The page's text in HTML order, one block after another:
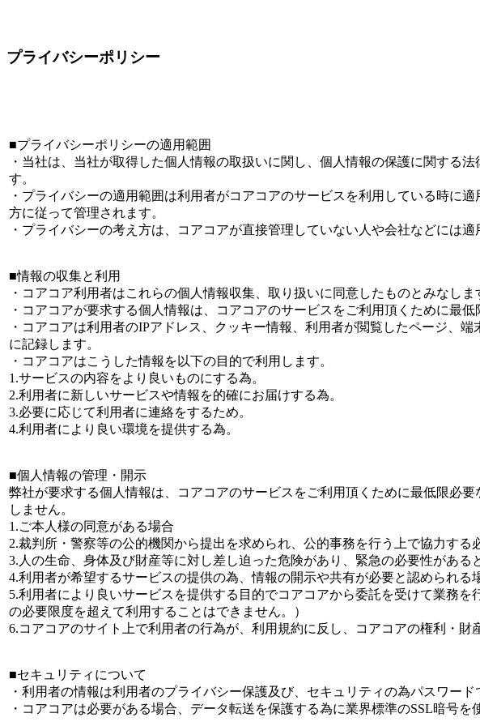
プライバシーポリシー
■プライバシーポリシーの適用範囲
・当社は、当社が取得した個人情報の取扱いに関し、個人情報の保護に関する
す。
・プライバシーの適用範囲は利用者がコアコアのサービスを利用している時に
方に従って管理されます。
・プライバシーの考え方は、コアコアが直接管理していない人や会社などには適
■情報の収集と利用
・コアコア利用者はこれらの個人情報収集、取り扱いに同意したものとみなしま
・コアコアが要求する個人情報は、コアコアのサービスをご利用頂くために最低
・コアコアは利用者のIPアドレス、クッキー情報、利用者が閲覧したページ、
に記録します。
・コアコアはこうした情報を以下の目的で利用します。
1.サービスの内容をより良いものにする為。
2.利用者に新しいサービスや情報を的確にお届けする為。
3.必要に応じて利用者に連絡をするため。
4.利用者により良い環境を提供する為。
■個人情報の管理・開示
弊社が要求する個人情報は、コアコアのサービスをご利用頂くために最低限必
しません。
1.ご本人様の同意がある場合
2.裁判所・警察等の公的機関から提出を求められ、公的事務を行う上で協力する
3.人の生命、身体及び財産等に対し差し迫った危険があり、緊急の必要性がある
4.利用者が希望するサービスの提供の為、情報の開示や共有が必要と認められる
5.利用者により良いサービスを提供する目的でコアコアから委託を受けて業務
の必要限度を超えて利用することはできません。）
6.コアコアのサイト上で利用者の行為が、利用規約に反し、コアコアの権利・財
■セキュリティについて
・利用者の情報は利用者のプライバシー保護及び、セキュリティの為パスワード
・コアコアは必要がある場合、データ転送を保護する為に業界標準のSSL暗号を